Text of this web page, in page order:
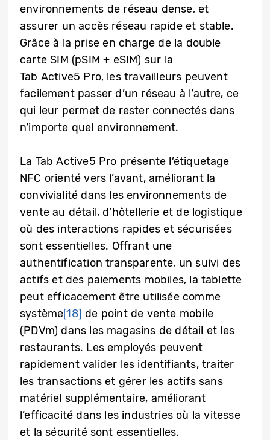
environnements de réseau dense, et
assurer un accès réseau rapide et stable.
Grâce à la prise en charge de la double
carte SIM (pSIM + eSIM) sur la
Tab Active5 Pro, les travailleurs peuvent
facilement passer d’un réseau à l’autre, ce
qui leur permet de rester connectés dans
n’importe quel environnement.
La Tab Active5 Pro présente l’étiquetage
NFC orienté vers l’avant, améliorant la
convivialité dans les environnements de
vente au détail, d’hôtellerie et de logistique
où des interactions rapides et sécurisées
sont essentielles. Offrant une
authentification transparente, un suivi des
actifs et des paiements mobiles, la tablette
peut efficacement être utilisée comme
système[18] de point de vente mobile
(PDVm) dans les magasins de détail et les
restaurants. Les employés peuvent
rapidement valider les identifiants, traiter
les transactions et gérer les actifs sans
matériel supplémentaire, améliorant
l’efficacité dans les industries où la vitesse
et la sécurité sont essentielles.